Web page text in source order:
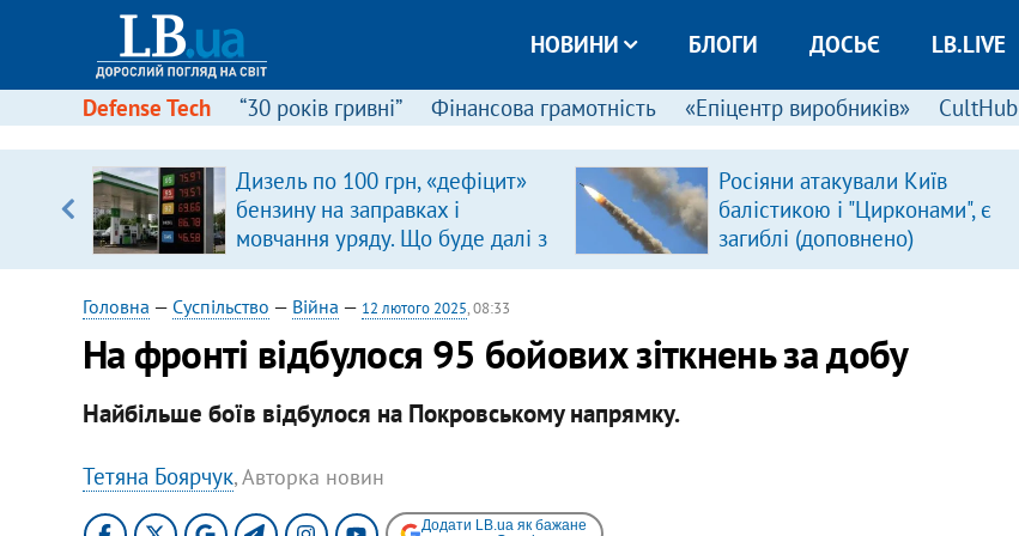
НОВИНИ БЛОГИ ДОСЬЄ LB.LIVE
Defense Tech “30 років гривні” Фінансова грамотність «Епіцентр виробників» CultHub
Дизель по 100 грн, «дефіцит»
бензину на заправках і
мовчання уряду. Що буде далі з
цінами на пальне?
Росіяни атакували Київ
балістикою і "Цирконами", є
загиблі (доповнено)
Головна — Суспільство — Війна — 12 лютого 2025, 08:33
На фронті відбулося 95 бойових зіткнень за добу
Найбільше боїв відбулося на Покровському напрямку.
Тетяна Боярчук, Авторка новин
Додати LB.ua як бажане